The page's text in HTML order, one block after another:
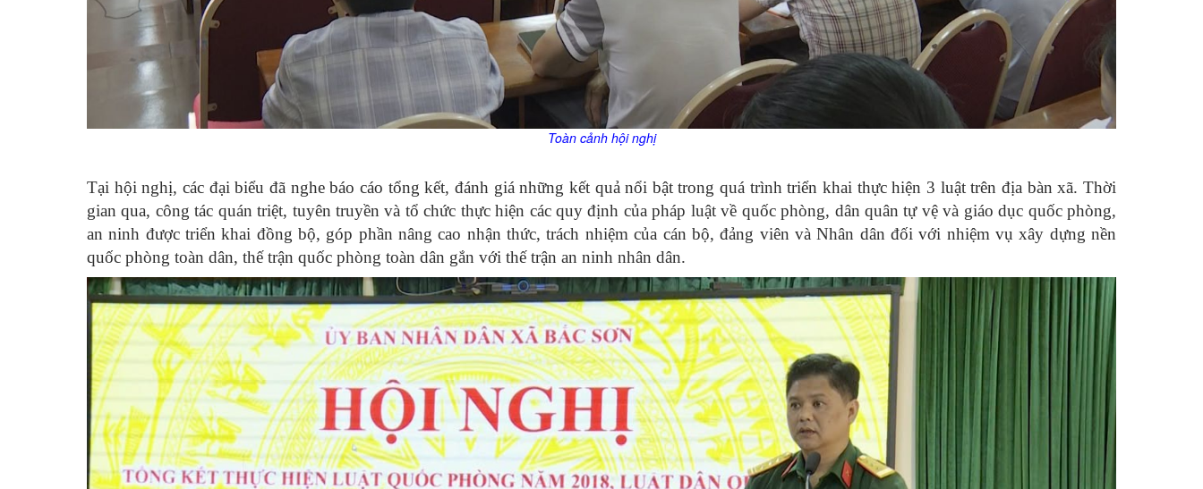
Toàn cảnh hội nghị
Tại hội nghị, các đại biểu đã nghe báo cáo tổng kết, đánh giá những kết quả nổi bật trong quá trình triển khai thực hiện 3 luật trên địa bàn xã. Thời
gian qua, công tác quán triệt, tuyên truyền và tổ chức thực hiện các quy định của pháp luật về quốc phòng, dân quân tự vệ và giáo dục quốc phòng,
an ninh được triển khai đồng bộ, góp phần nâng cao nhận thức, trách nhiệm của cán bộ, đảng viên và Nhân dân đối với nhiệm vụ xây dựng nền
quốc phòng toàn dân, thế trận quốc phòng toàn dân gắn với thế trận an ninh nhân dân.